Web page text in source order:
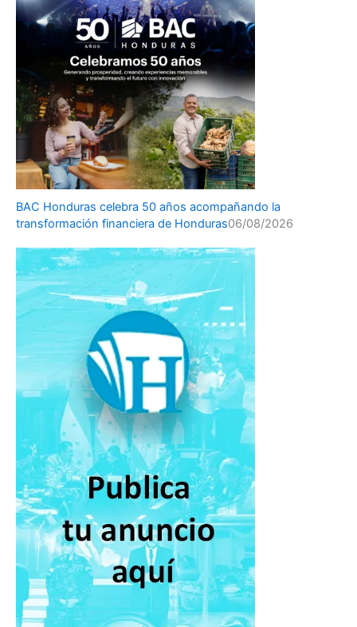
BAC Honduras celebra 50 años acompañando la
transformación financiera de Honduras06/08/2026